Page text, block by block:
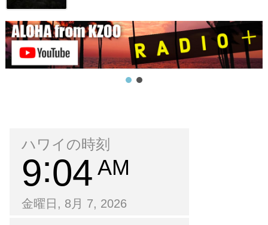
ハワイの時刻
9 04 AM
金曜日, 8月 7, 2026